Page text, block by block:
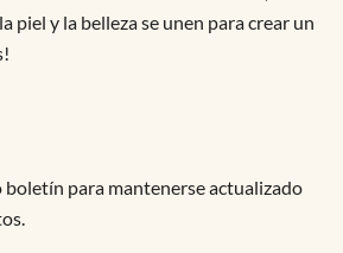
piel y la belleza se unen para crear un
boletín para mantenerse actualizado